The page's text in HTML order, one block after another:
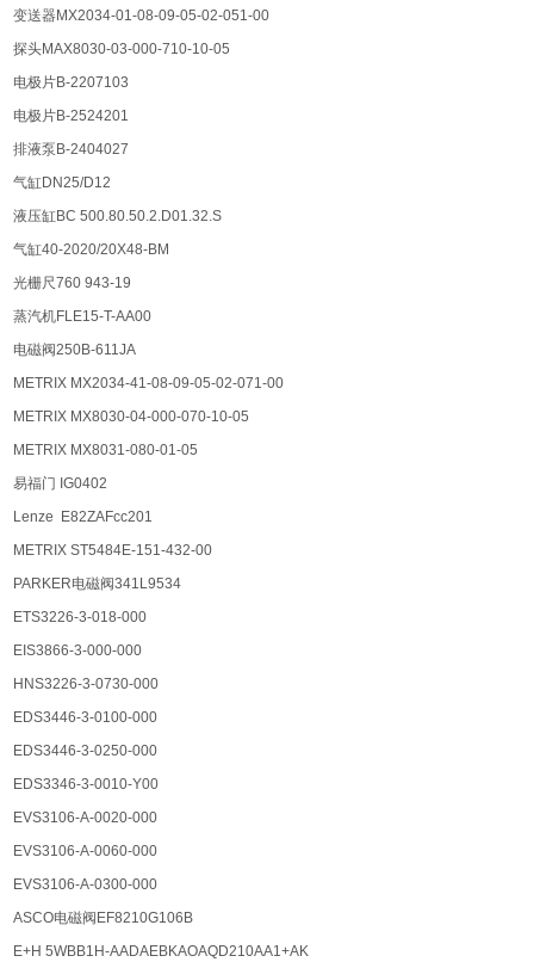
变送器MX2034-01-08-09-05-02-051-00
探头MAX8030-03-000-710-10-05
电极片B-2207103
电极片B-2524201
排液泵B-2404027
气缸DN25/D12
液压缸BC 500.80.50.2.D01.32.S
气缸40-2020/20X48-BM
光栅尺760 943-19
蒸汽机FLE15-T-AA00
电磁阀250B-611JA
METRIX MX2034-41-08-09-05-02-071-00
METRIX MX8030-04-000-070-10-05
METRIX MX8031-080-01-05
易福门 IG0402
Lenze E82ZAFcc201
METRIX ST5484E-151-432-00
PARKER电磁阀341L9534
ETS3226-3-018-000
EIS3866-3-000-000
HNS3226-3-0730-000
EDS3446-3-0100-000
EDS3446-3-0250-000
EDS3346-3-0010-Y00
EVS3106-A-0020-000
EVS3106-A-0060-000
EVS3106-A-0300-000
ASCO电磁阀EF8210G106B
E+H 5WBB1H-AADAEBKAOAQD210AA1+AK